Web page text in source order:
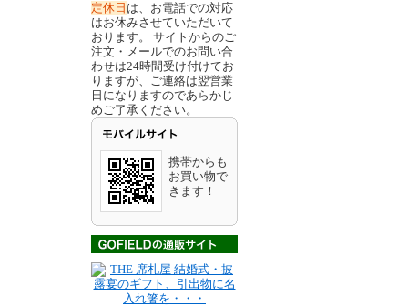
定休日 は、お電話での対応
はお休みさせていただいて
おります。 サイトからのご
注文・メールでのお問い合
わせは24時間受け付けてお
りますが、ご連絡は翌営業
日になりますのであらかじ
めご了承ください。
携帯からも
お買い物で
きます！